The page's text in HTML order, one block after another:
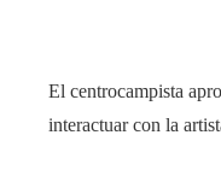
El centrocampista
interactuar con la